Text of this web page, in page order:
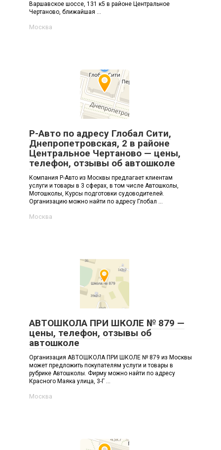
Варшавское шоссе, 131 к5 в районе Центральное
Чертаново, ближайшая ...
Москва
Р-Авто по адресу Глобал Сити,
Днепропетровская, 2 в районе
Центральное Чертаново — цены,
телефон, отзывы об автошколе
Компания Р-Авто из Москвы предлагает клиентам
услуги и товары в 3 сферах, в том числе Автошколы,
Мотошколы, Курсы подготовки судоводителей.
Организацию можно найти по адресу Глобал ...
Москва
АВТОШКОЛА ПРИ ШКОЛЕ № 879 —
цены, телефон, отзывы об
автошколе
Организация АВТОШКОЛА ПРИ ШКОЛЕ № 879 из Москвы
может предложить покупателям услуги и товары в
рубрике Автошколы. Фирму можно найти по адресу
Красного Маяка улица, 3-Г ...
Москва